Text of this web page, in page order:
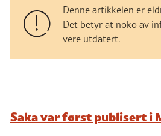
Denne artikkelen er
Det betyr at noko av
vere utdatert.
Saka var først publisert i